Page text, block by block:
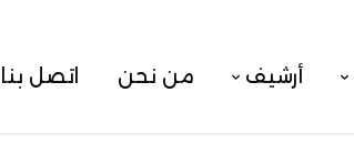
أرشيف من نحن اتصل بنا